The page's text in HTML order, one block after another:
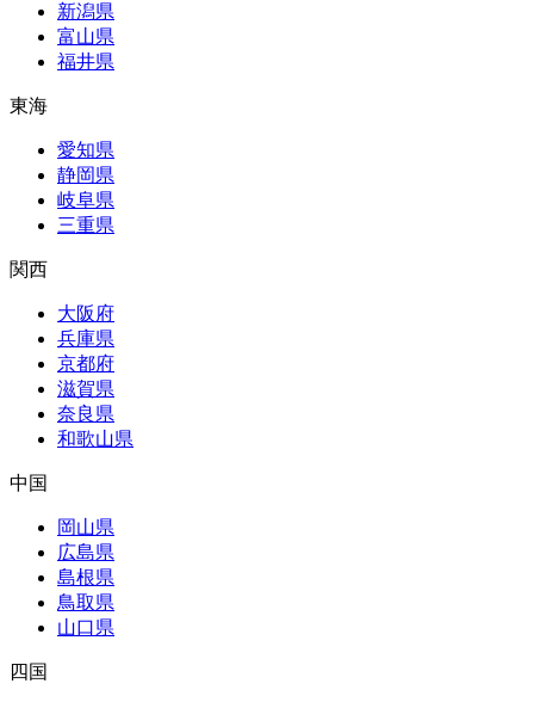
新潟県
富山県
福井県
東海
愛知県
静岡県
岐阜県
三重県
関西
大阪府
兵庫県
京都府
滋賀県
奈良県
和歌山県
中国
岡山県
広島県
島根県
鳥取県
山口県
四国